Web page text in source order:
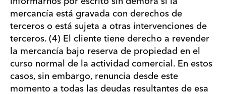
mercancía está gravada con derechos de
terceros o está sujeta a otras intervenciones de
terceros. (4) El cliente tiene derecho a revender
la mercancía bajo reserva de propiedad en el
curso normal de la actividad comercial. En estos
casos, sin embargo, renuncia desde este
momento a todas las deudas resultantes de esa